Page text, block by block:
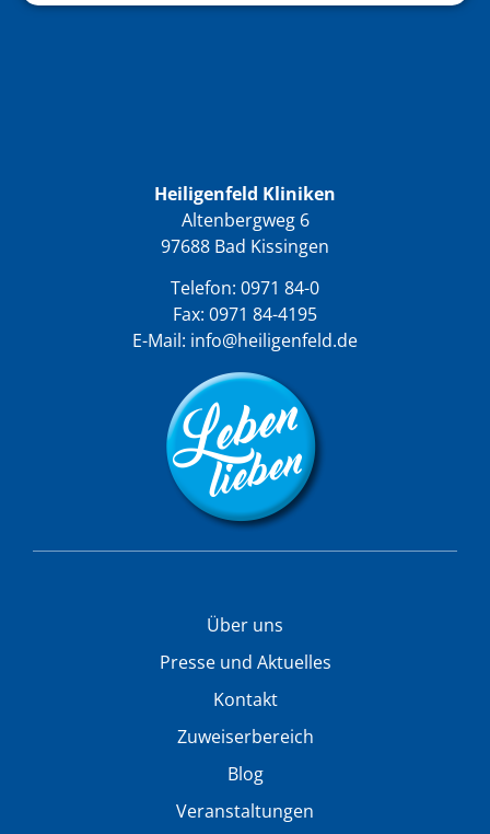
Heiligenfeld Kliniken
Altenbergweg 6
97688 Bad Kissingen
Telefon: 0971 84-0
Fax: 0971 84-4195
E-Mail: info@heiligenfeld.de
Über uns
Presse und Aktuelles
Kontakt
Zuweiserbereich
Blog
Veranstaltungen